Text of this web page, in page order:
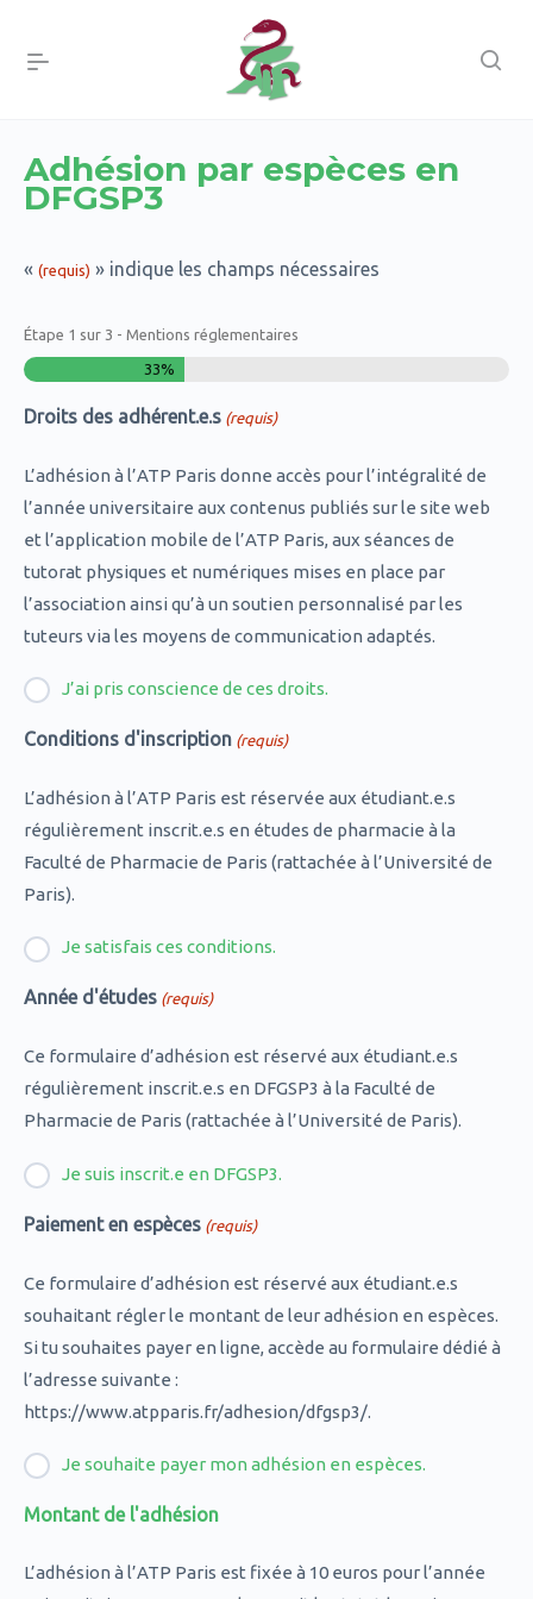
Adhésion par espèces en
DFGSP3
« (requis) » indique les champs nécessaires
Étape 1 sur 3 - Mentions réglementaires
33%
Droits des adhérent.e.s (requis)
L’adhésion à l’ATP Paris donne accès pour l’intégralité de
l’année universitaire aux contenus publiés sur le site web
et l’application mobile de l’ATP Paris, aux séances de
tutorat physiques et numériques mises en place par
l’association ainsi qu’à un soutien personnalisé par les
tuteurs via les moyens de communication adaptés.
J’ai pris conscience de ces droits.
Conditions d'inscription (requis)
L’adhésion à l’ATP Paris est réservée aux étudiant.e.s
régulièrement inscrit.e.s en études de pharmacie à la
Faculté de Pharmacie de Paris (rattachée à l’Université de
Paris).
Je satisfais ces conditions.
Année d'études (requis)
Ce formulaire d’adhésion est réservé aux étudiant.e.s
régulièrement inscrit.e.s en DFGSP3 à la Faculté de
Pharmacie de Paris (rattachée à l’Université de Paris).
Je suis inscrit.e en DFGSP3.
Paiement en espèces (requis)
Ce formulaire d’adhésion est réservé aux étudiant.e.s
souhaitant régler le montant de leur adhésion en espèces.
Si tu souhaites payer en ligne, accède au formulaire dédié à
l’adresse suivante :
https://www.atpparis.fr/adhesion/dfgsp3/.
Je souhaite payer mon adhésion en espèces.
Montant de l'adhésion
L’adhésion à l’ATP Paris est fixée à 10 euros pour l’année